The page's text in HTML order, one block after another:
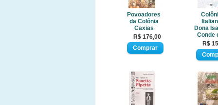
Povoadores
da Colônia
Caxias
R$ 176,00
Dona
Conde
R$